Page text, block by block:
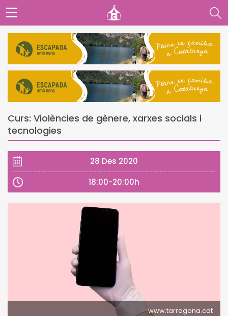
Curs: Violències de gènere, xarxes socials i
tecnologies
28 Des 2020
18:00-20:00h
www.tarragona.cat